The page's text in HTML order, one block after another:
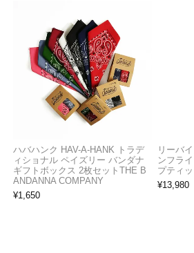
ハバハンク HAV-A-HANK トラデ
ィショナル ペイズリー バンダナ
ギフトボックス 2枚セットTHE B
ANDANNA COMPANY
¥1,650
リーバ
ンフラ
プティ
¥13,980